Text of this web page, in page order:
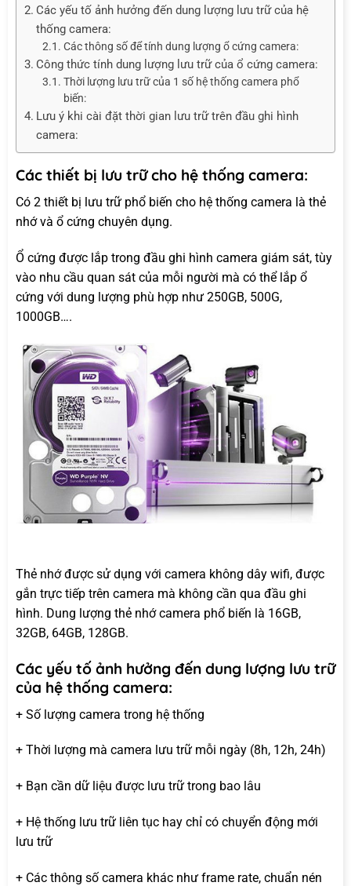
Các yếu tố ảnh hưởng đến dung lượng lưu trữ của hệ
thống camera:
Các thông số để tính dung lượng ổ cứng camera:
Công thức tính dung lượng lưu trữ của ổ cứng camera:
Thời lượng lưu trữ của 1 số hệ thống camera phổ
biến:
Lưu ý khi cài đặt thời gian lưu trữ trên đầu ghi hình
camera:
Các thiết bị lưu trữ cho hệ thống camera:
Có 2 thiết bị lưu trữ phổ biến cho hệ thống camera là thẻ
nhớ và ổ cứng chuyên dụng.
Ổ cứng được lắp trong đầu ghi hình camera giám sát, tùy
vào nhu cầu quan sát của mỗi người mà có thể lắp ổ
cứng với dung lượng phù hợp như 250GB, 500G,
1000GB….
Thẻ nhớ được sử dụng với camera không dây wifi, được
gắn trực tiếp trên camera mà không cần qua đầu ghi
hình. Dung lượng thẻ nhớ camera phổ biến là 16GB,
32GB, 64GB, 128GB.
Các yếu tố ảnh hưởng đến dung lượng lưu trữ
của hệ thống camera:
+ Số lượng camera trong hệ thống
+ Thời lượng mà camera lưu trữ mỗi ngày (8h, 12h, 24h)
+ Bạn cần dữ liệu được lưu trữ trong bao lâu
+ Hệ thống lưu trữ liên tục hay chỉ có chuyển động mới
lưu trữ
+ Các thông số camera khác như frame rate, chuẩn nén